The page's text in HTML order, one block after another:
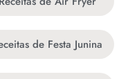
de Festa Junina